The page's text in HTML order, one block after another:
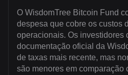
O WisdomTree Bitcoin Fund
despesa que cobre os custos
operacionais. Os investidores
documentação oficial da
de taxas mais recente, mas
são menores em comparação